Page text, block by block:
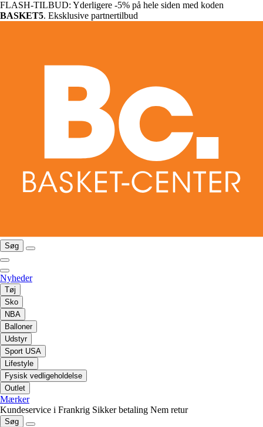
FLASH-TILBUD: Yderligere -5% på hele siden med koden
BASKET5. Eksklusive partnertilbud
Søg
Nyheder
Tøj
Sko
NBA
Balloner
Udstyr
Sport USA
Lifestyle
Fysisk vedligeholdelse
Outlet
Mærker
Kundeservice i Frankrig Sikker betaling Nem retur
Søg